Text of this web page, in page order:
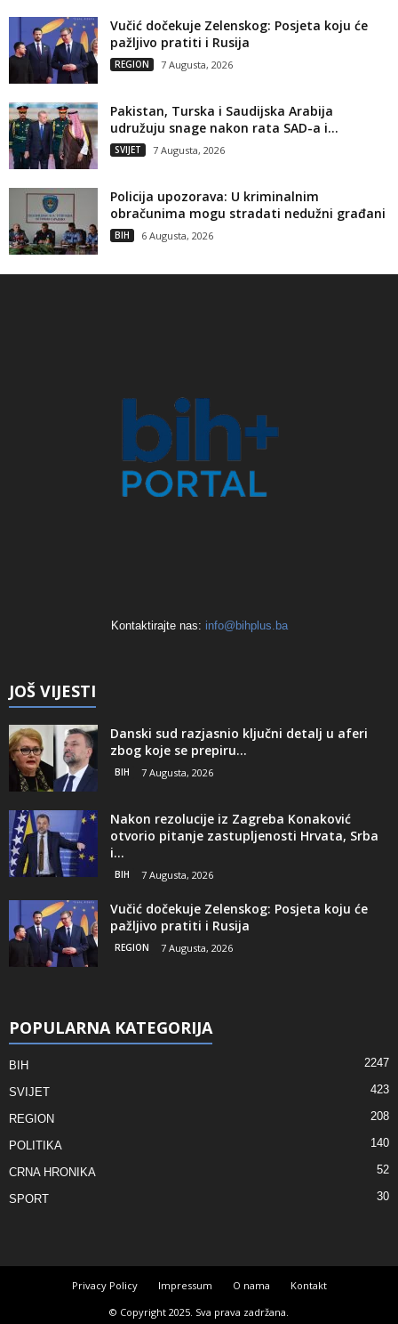
Vučić dočekuje Zelenskog: Posjeta koju će
pažljivo pratiti i Rusija
REGION 7 Augusta, 2026
Pakistan, Turska i Saudijska Arabija
udružuju snage nakon rata SAD-a i...
SVIJET 7 Augusta, 2026
Policija upozorava: U kriminalnim
obračunima mogu stradati nedužni građani
BIH 6 Augusta, 2026
Kontaktirajte nas: info@bihplus.ba
JOŠ VIJESTI
Danski sud razjasnio ključni detalj u aferi
zbog koje se prepiru...
BIH 7 Augusta, 2026
Nakon rezolucije iz Zagreba Konaković
otvorio pitanje zastupljenosti Hrvata, Srba
i...
BIH 7 Augusta, 2026
Vučić dočekuje Zelenskog: Posjeta koju će
pažljivo pratiti i Rusija
REGION 7 Augusta, 2026
POPULARNA KATEGORIJA
BIH 2247
SVIJET 423
REGION 208
POLITIKA 140
CRNA HRONIKA 52
SPORT 30
Privacy Policy Impressum O nama
Kontakt
© Copyright 2025. Sva prava zadržana.